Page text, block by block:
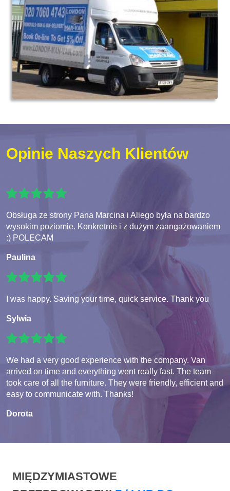
Opinie Naszych Klientów
Obsługa ze strony Pana Marcina i Aliego była na bardzo
wysokim poziomie. Konkretnie i z dużym zaangażowaniem
:) POLECAM
Paulina
I was happy. Saving your time, quick service. Thank you
Sylwia
We had a very good experience with the company. Van
arrived on time and everything went really fast. The team
took care of all the furniture. They were friendly, efficient and
easy to communicate with. Thanks!
Dorota
MIĘDZYMIASTOWE